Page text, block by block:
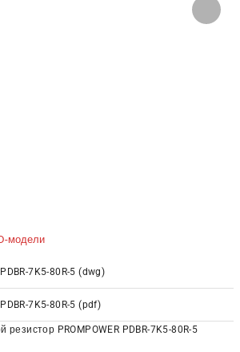
модели
7K5-80R-5 (dwg)
7K5-80R-5 (pdf)
PROMPOWER PDBR-7K5-80R-5